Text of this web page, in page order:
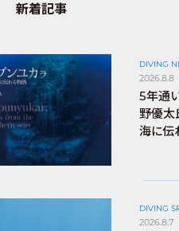
新着記事
DIVING
2026.8.8
5年通
野優太
海に伝
DIVING
2026.8.7